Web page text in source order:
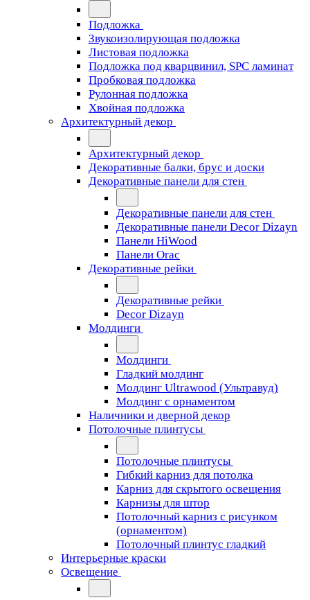
Подложка
Звукоизолирующая подложка
Листовая подложка
Подложка под кварцвинил, SPC ламинат
Пробковая подложка
Рулонная подложка
Хвойная подложка
Архитектурный декор
Архитектурный декор
Декоративные балки, брус и доски
Декоративные панели для стен
Декоративные панели для стен
Декоративные панели Decor Dizayn
Панели HiWood
Панели Orac
Декоративные рейки
Декоративные рейки
Decor Dizayn
Молдинги
Молдинги
Гладкий молдинг
Молдинг Ultrawood (Ультравуд)
Молдинг с орнаментом
Наличники и дверной декор
Потолочные плинтусы
Потолочные плинтусы
Гибкий карниз для потолка
Карниз для скрытого освещения
Карнизы для штор
Потолочный карниз с рисунком
(орнаментом)
Потолочный плинтус гладкий
Интерьерные краски
Освещение